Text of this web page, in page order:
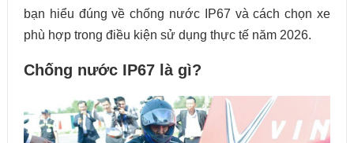
bạn hiểu đúng về chống nước IP67 và cách chọn xe
phù hợp trong điều kiện sử dụng thực tế năm 2026.
Chống nước IP67 là gì?